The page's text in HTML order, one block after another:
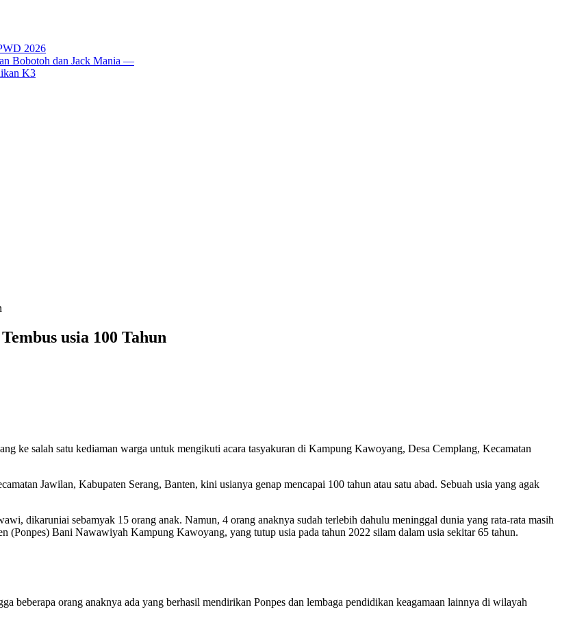
2026
Bobotoh dan Jack Mania —
K3
usia 100 Tahun
ke salah satu kediaman warga untuk mengikuti acara tasyakuran di Kampung Kawoyang, Desa Cemplang, Kecamatan
Jawilan, Kabupaten Serang, Banten, kini usianya genap mencapai 100 tahun atau satu abad. Sebuah usia yang agak
dikaruniai sebamyak 15 orang anak. Namun, 4 orang anaknya sudah terlebih dahulu meninggal dunia yang rata-rata masih
(Ponpes) Bani Nawawiyah Kampung Kawoyang, yang tutup usia pada tahun 2022 silam dalam usia sekitar 65 tahun.
orang anaknya ada yang berhasil mendirikan Ponpes dan lembaga pendidikan keagamaan lainnya di wilayah